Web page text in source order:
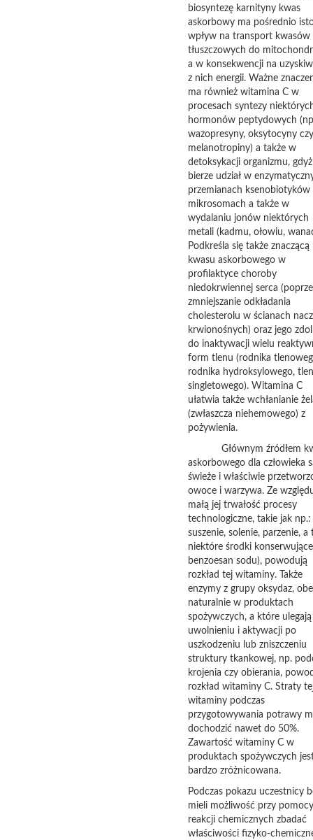
biosyntezę karnityny kwas
askorbowy ma pośrednio
wpływ na transport kwasów
tłuszczowych do
a w konsekwencji na
z nich energii. Ważne
ma również witamina C w
procesach syntezy
hormonów peptydowych
wazopresyny, oksytocyny czy
melanotropiny) a także w
detoksykacji organizmu, gdyż
bierze udział w
przemianach ksenobiotyków
mikrosomach a także w
wydalaniu jonów niektórych
metali (kadmu, ołowiu,
Podkreśla się także znaczącą
kwasu askorbowego w
profilaktyce choroby
niedokrwiennej serca
zmniejszanie odkładania
cholesterolu w ścianach
krwionośnych) oraz jego
do inaktywacji wielu
form tlenu (rodnika
rodnika hydroksylowego,
singletowego). Witamina C
ułatwia także wchłanianie
(zwłaszcza niehemowego) z
pożywienia.
Głównym źródłem
askorbowego dla człowieka
świeże i właściwie
owoce i warzywa. Ze
małą jej trwałość procesy
technologiczne, takie jak np.:
suszenie, solenie, parzenie, a
niektóre środki
benzoesan sodu), powodują
rozkład tej witaminy. Także
enzymy z grupy oksydaz,
naturalnie w produktach
spożywczych, a które ulegają
uwolnieniu i aktywacji po
uszkodzeniu lub zniszczeniu
struktury tkankowej, np.
krojenia czy obierania,
rozkład witaminy C. Straty
witaminy podczas
przygotowywania potrawy
dochodzić nawet do 50%.
Zawartość witaminy C w
produktach spożywczych
bardzo zróżnicowana.
Podczas pokazu uczestnicy
mieli możliwość przy pomocy
reakcji chemicznych zbadać
właściwości fizyko-